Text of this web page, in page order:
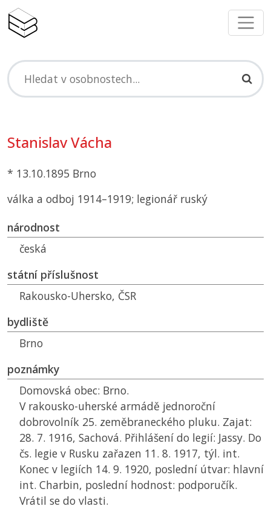
Stanislav Vácha
* 13.10.1895 Brno
válka a odboj 1914–1919; legionář ruský
národnost
česká
státní příslušnost
Rakousko-Uhersko, ČSR
bydliště
Brno
poznámky
Domovská obec: Brno.
V rakousko-uherské armádě jednoroční
dobrovolník 25. zeměbraneckého pluku. Zajat:
28. 7. 1916, Sachová. Přihlášení do legií: Jassy. Do
čs. legie v Rusku zařazen 11. 8. 1917, týl. int.
Konec v legiích 14. 9. 1920, poslední útvar: hlavní
int. Charbin, poslední hodnost: podporučík.
Vrátil se do vlasti.